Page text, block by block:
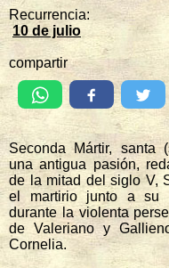
Recurrencia:
10 de julio
compartir
Seconda Mártir, santa
una antigua pasión,
de la mitad del siglo V,
el martirio junto a su
durante la violenta
de Valeriano y
Cornelia.